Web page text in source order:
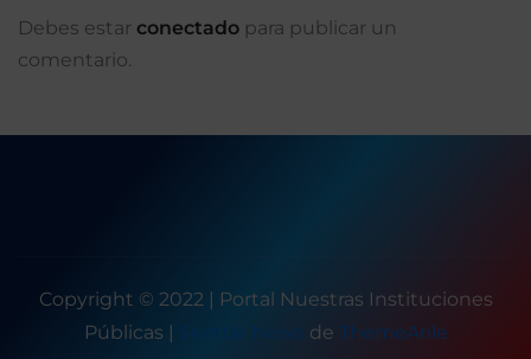
Debes estar conectado para publicar un
comentario.
Copyright © 2022 | Portal Nuestras Instituciones
Públicas
Seattle News de ThemeArile